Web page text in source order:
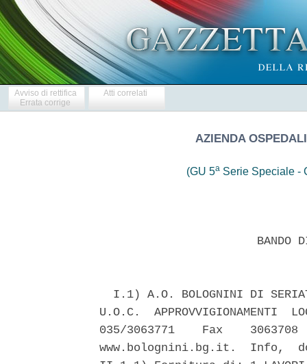
Avviso di rettifica
Errata corrige
Atti correlati
AZIENDA
(GU 5a Serie Speciale -
BANDO
I.1) A.O. BOLOGNINI DI
U.O.C.  APPROVVIGIONAMENTI
035/3063771    Fax
www.bolognini.bg.it.  Info,